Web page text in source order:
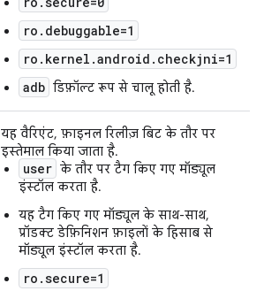
ro.debuggable=1
ro.kernel.android.checkjni=1
adb डिफ़ॉल्ट रूप से चालू होती है.
यह वैरिएंट, फ़ाइनल रिलीज़ बिट के तौर पर
इस्तेमाल किया जाता है.
user के तौर पर टैग किए गए मॉड्यूल
इंस्टॉल करता है.
यह टैग किए गए मॉड्यूल के साथ-साथ,
प्रॉडक्ट डेफ़िनिशन फ़ाइलों के हिसाब से
मॉड्यूल इंस्टॉल करता है.
ro.secure=1